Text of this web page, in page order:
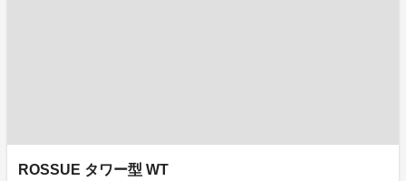
ROSSUE タワー型 WT